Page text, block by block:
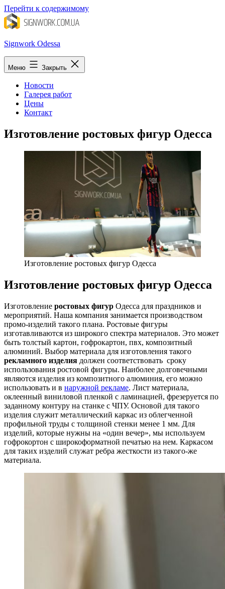
Перейти к содержимому
Signwork Odessa
Меню Закрыть
Новости
Галерея работ
Цены
Контакт
Изготовление ростовых фигур Одесса
Изготовление ростовых фигур Одесса
Изготовление ростовых фигур Одесса
Изготовление ростовых фигур Одесса для праздников и
мероприятий. Наша компания занимается производством
промо-изделий такого плана. Ростовые фигуры
изготавливаются из широкого спектра материалов. Это может
быть толстый картон, гофрокартон, пвх, композитный
алюминий. Выбор материала для изготовления такого
рекламного изделия должен соответствовать сроку
использования ростовой фигуры. Наиболее долговечными
являются изделия из композитного алюминия, его можно
использовать и в наружной рекламе. Лист материала,
оклеенный виниловой пленкой с ламинацией, фрезеруется по
заданному контуру на станке с ЧПУ. Основой для такого
изделия служит металлический каркас из облегченной
профильной труды с толщиной стенки менее 1 мм. Для
изделий, которые нужны на «один вечер», мы используем
гофрокортон с широкоформатной печатью на нем. Каркасом
для таких изделий служат ребра жесткости из такого-же
материала.